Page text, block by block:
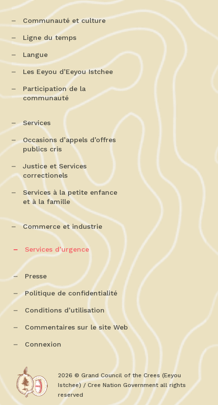
Communauté et culture
Ligne du temps
Langue
Les Eeyou d’Eeyou Istchee
Participation de la
communauté
Services
Occasions d’appels d’offres
publics cris
Justice et Services
correctionels
Services à la petite enfance
et à la famille
Commerce et industrie
2026 © Grand Council of the Crees (Eeyou
Istchee) / Cree Nation Government all rights
reserved
Services d’urgence
Presse
Politique de confidentialité
Conditions d’utilisation
Commentaires sur le site Web
Connexion